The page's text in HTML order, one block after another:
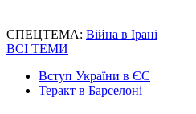
СПЕЦТЕМА: Війна в Ірані
ВСІ ТЕМИ
Вступ України в ЄС
Теракт в Барселоні